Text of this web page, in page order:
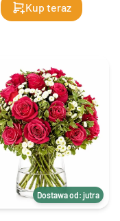
Kup teraz
Dostawa od: jutra